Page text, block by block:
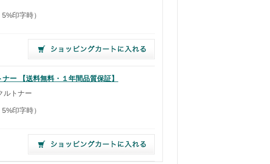
印字時）
ー 【送料無料・１年間品質保証】
ルトナー
印字時）